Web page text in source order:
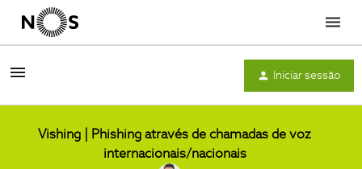
Menu
Iniciar sessão
Vishing | Phishing através de chamadas de voz
internacionais/nacionais